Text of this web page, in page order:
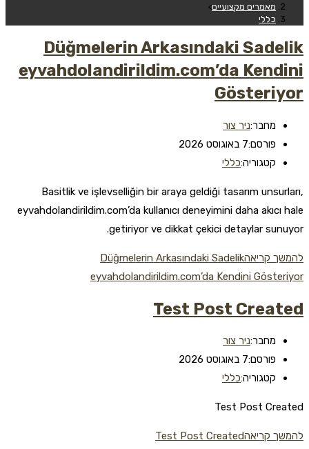
מאמרים מקצועיים>
כללי
Düğmelerin Arkasındaki Sadelik
eyvahdolandirildim.com’da Kendini
Gösteriyor
מחבר:ניר צור
פורסם:7 באוגוסט 2026
קטגוריה:כללי
Basitlik ve işlevselliğin bir araya geldiği tasarım unsurları,
eyvahdolandirildim.com’da kullanıcı deneyimini daha akıcı hale
getiriyor ve dikkat çekici detaylar sunuyor.
להמשך קריאהDüğmelerin Arkasındaki Sadelik
eyvahdolandirildim.com’da Kendini Gösteriyor
Test Post Created
מחבר:ניר צור
פורסם:7 באוגוסט 2026
קטגוריה:כללי
Test Post Created
להמשך קריאהTest Post Created